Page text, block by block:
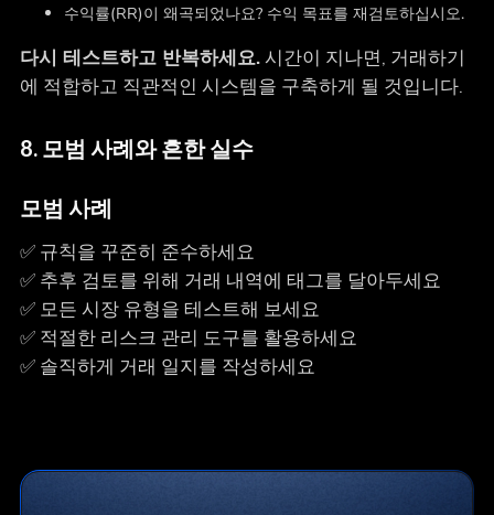
수익률(RR)이 왜곡되었나요? 수익 목표를 재검토하십시오.
다시 테스트하고 반복하세요.시간이 지나면, 거래하기
에 적합하고 직관적인 시스템을 구축하게 될 것입니다.
8. 모범 사례와 흔한 실수
모범 사례‍
✅ 규칙을 꾸준히 준수하세요
✅ 추후 검토를 위해 거래 내역에 태그를 달아두세요
✅ 모든 시장 유형을 테스트해 보세요
✅ 적절한 리스크 관리 도구를 활용하세요
✅ 솔직하게 거래 일지를 작성하세요